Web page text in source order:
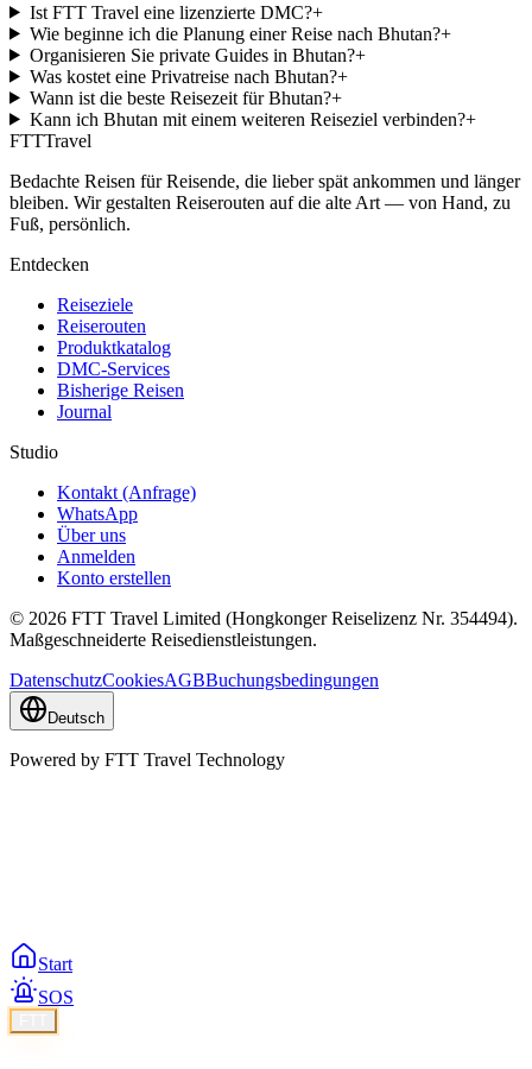
Ist FTT Travel eine lizenzierte DMC?+
Wie beginne ich die Planung einer Reise nach Bhutan?+
Organisieren Sie private Guides in Bhutan?+
Was kostet eine Privatreise nach Bhutan?+
Wann ist die beste Reisezeit für Bhutan?+
Kann ich Bhutan mit einem weiteren Reiseziel verbinden?+
FTTTravel
Bedachte Reisen für Reisende, die lieber spät ankommen und länger
bleiben. Wir gestalten Reiserouten auf die alte Art — von Hand, zu
Fuß, persönlich.
Entdecken
Reiseziele
Reiserouten
Produktkatalog
DMC-Services
Bisherige Reisen
Journal
Studio
Kontakt (Anfrage)
WhatsApp
Über uns
Anmelden
Konto erstellen
© 2026 FTT Travel Limited (Hongkonger Reiselizenz Nr. 354494).
Maßgeschneiderte Reisedienstleistungen.
DatenschutzCookiesAGBBuchungsbedingungen
Deutsch
Powered by FTT Travel Technology
Start
SOS